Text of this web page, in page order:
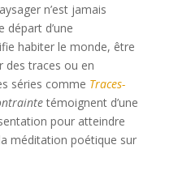
n’est jamais
départ d’une
habiter le monde, être
des traces ou en
séries comme Traces-
témoignent d’une
pour atteindre
méditation poétique sur